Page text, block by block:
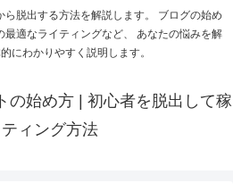
脱出する方法を解説します。 ブログの始め
適なライティングなど、 あなたの悩みを解
にわかりやすく説明します。
の始め方 | 初心者を脱出して稼
ティング方法